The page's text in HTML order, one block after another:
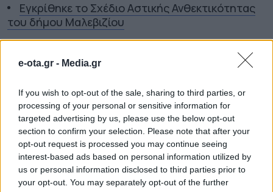
e-ota.gr - Media.gr
If you wish to opt-out of the sale, sharing to third parties, or
processing of your personal or sensitive information for
targeted advertising by us, please use the below opt-out
section to confirm your selection. Please note that after your
opt-out request is processed you may continue seeing
interest-based ads based on personal information utilized by
us or personal information disclosed to third parties prior to
your opt-out. You may separately opt-out of the further
Εγκρίθηκε το Σχέδιο Αστικής Ανθεκτικότητας
του δήμου Μαλεβιζίου
ΚΑΘΗΜΕΡΙΝΟΤΗΤΑΣ
ΜΗΧΑΝΗΜΑ
ΔΗΜΟΙ